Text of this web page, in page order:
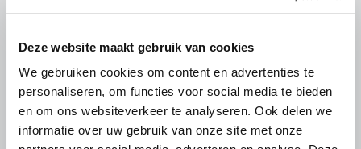
Deze website maakt gebruik van cookies
We gebruiken cookies om content en advertenties te
personaliseren, om functies voor social media te bieden
en om ons websiteverkeer te analyseren. Ook delen we
informatie over uw gebruik van onze site met onze